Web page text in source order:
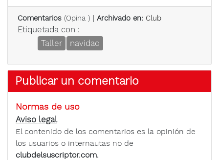
Comentarios (Opina ) | Archivado en: Club
Etiquetada con :
Taller
navidad
Publicar un comentario
Normas de uso
Aviso legal
El contenido de los comentarios es la opinión de
los usuarios o internautas no de
clubdelsuscriptor.com.